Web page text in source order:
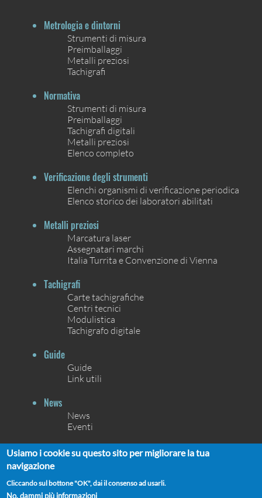
Metrologia e dintorni
Strumenti di misura
Preimballaggi
Metalli preziosi
Tachigrafi
Normativa
Strumenti di misura
Preimballaggi
Tachigrafi digitali
Metalli preziosi
Elenco completo
Verificazione degli strumenti
Elenchi organismi di verificazione periodica
Elenco storico dei laboratori abilitati
Metalli preziosi
Marcatura laser
Assegnatari marchi
Italia Turrita e Convenzione di Vienna
Tachigrafi
Carte tachigrafiche
Centri tecnici
Modulistica
Tachigrafo digitale
Guide
Guide
Link utili
News
News
Eventi
Contatti
Usiamo i cookie su questo sito per migliorare la tua
navigazione
Cliccando sul bottone "OK", dai il consenso ad usarli.
No, dammi più informazioni